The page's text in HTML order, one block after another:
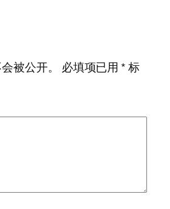
被公开。
必填项已用*标